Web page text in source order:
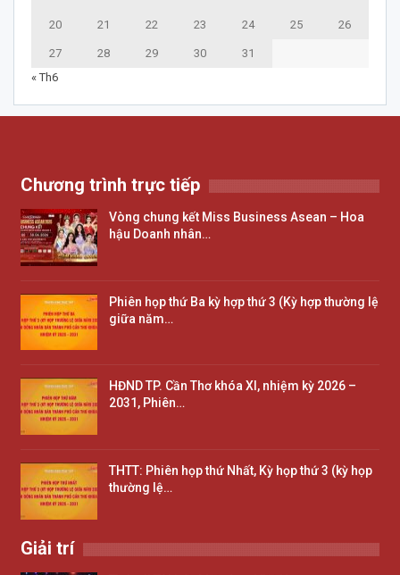
20 21 22 23 24 25 26
27 28 29 30
31
« Th6
Chương trình trực tiếp
Vòng chung kết Miss Business Asean – Hoa
hậu Doanh nhân…
Phiên họp thứ Ba kỳ hợp thứ 3 (Kỳ hợp thường lệ
giữa năm…
HĐND TP. Cần Thơ khóa XI, nhiệm kỳ 2026 –
2031, Phiên…
THTT: Phiên họp thứ Nhất, Kỳ họp thứ 3 (kỳ họp
thường lệ…
Giải trí